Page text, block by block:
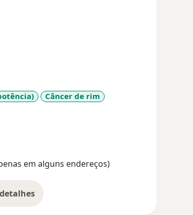
Câncer de rim
em alguns endereços)
a experiência